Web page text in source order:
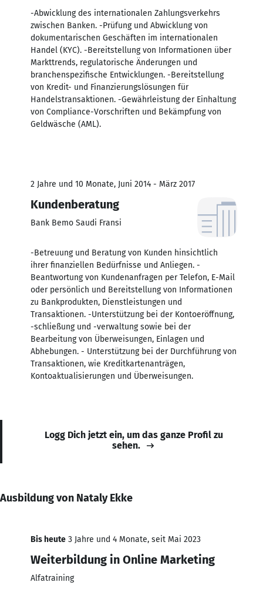
-Abwicklung des internationalen Zahlungsverkehrs
zwischen Banken. -Prüfung und Abwicklung von
dokumentarischen Geschäften im internationalen
Handel (KYC). -Bereitstellung von Informationen über
Markttrends, regulatorische Änderungen und
branchenspezifische Entwicklungen. -Bereitstellung
von Kredit- und Finanzierungslösungen für
Handelstransaktionen. -Gewährleistung der Einhaltung
von Compliance-Vorschriften und Bekämpfung von
Geldwäsche (AML).
2 Jahre und 10 Monate, Juni 2014 - März 2017
Kundenberatung
Bank Bemo Saudi Fransi
-Betreuung und Beratung von Kunden hinsichtlich
ihrer finanziellen Bedürfnisse und Anliegen. -
Beantwortung von Kundenanfragen per Telefon, E-Mail
oder persönlich und Bereitstellung von Informationen
zu Bankprodukten, Dienstleistungen und
Transaktionen. -Unterstützung bei der Kontoeröffnung,
-schließung und -verwaltung sowie bei der
Bearbeitung von Überweisungen, Einlagen und
Abhebungen. - Unterstützung bei der Durchführung von
Transaktionen, wie Kreditkartenanträgen,
Kontoaktualisierungen und Überweisungen.
Logg Dich jetzt ein, um das ganze Profil zu
sehen.
Ausbildung von Nataly Ekke
Bis heute 3 Jahre und 4 Monate, seit Mai 2023
Weiterbildung in Online Marketing
Alfatraining